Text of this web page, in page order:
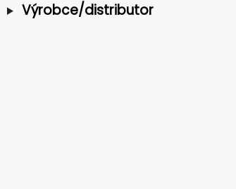
Výrobce/distributor